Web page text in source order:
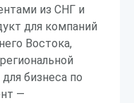
из СНГ и
для компаний
Востока,
бизнеса по
—